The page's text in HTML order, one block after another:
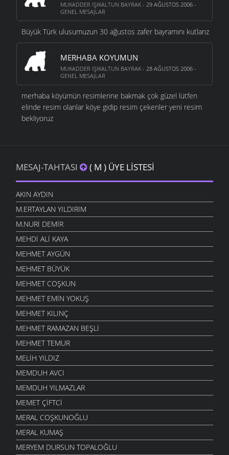
MUKADDER IŞIKALTUN BAYRAK - 29 AĞUSTOS 2006 -
GENEL MESAJLAR
Büyük Türk ulusumuzun 30 ağustos zafer bayramını kutlarız
MERHABA KOYUMUN
MUKADDER IŞIKALTUN BAYRAK - 28 AĞUSTOS 2006 -
GENEL MESAJLAR
merhaba köyümün resimlerine bakmak çok güzel lütfen
elinde resim olanlar köye gidip resim çekenler yeni resim
bekliyoruz
MESAJ-TAHTASI ( M ) ÜYE LISTESI
AKIN AYDIN
M.ERTAYLAN YILDIRIM
M.NURI DEMIR
MEHDI ALI KAYA
MEHMET AYGÜN
MEHMET BÜYÜK
MEHMET COŞKUN
MEHMET EMIN YOKUŞ
MEHMET KILINÇ
MEHMET RAMAZAN BEŞLI
MEHMET TEMUR
MELIH YILDIZ
MEMDUH AVCI
MEMDUH YILMAZLAR
MEMET ÇIFTCI
MERAL COŞKUNOĞLU
MERAL KUMAŞ
MERYEM DURSUN TOPALOĞLU